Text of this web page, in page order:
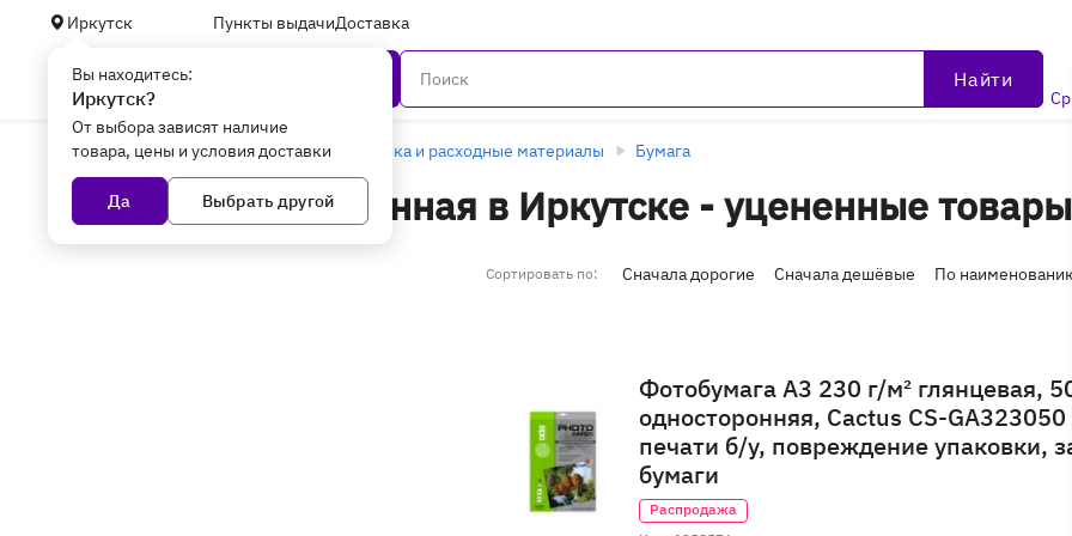
Иркутск Пункты выдачиДоставка
Вы находитесь:
Иркутск?
От выбора зависят наличие
товара, цены и условия доставки
Да Выбрать другой
Найти
Главная Уцененные товары Оргтехника и расходные материалы Бумага
Фотобумага уцененная в Иркутске - уцененные товары
Сортировать по: Сначала дорогие Сначала дешёвые По
Фотобумага A3 230 г/м² глянцевая, 50
односторонняя, Cactus CS-GA323050
печати б/у, повреждение упаковки,
бумаги
Распродажа